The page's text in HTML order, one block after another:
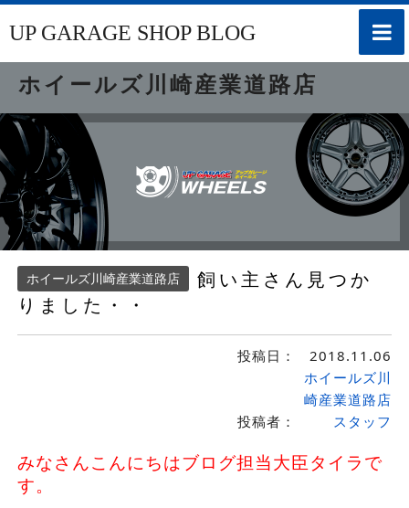
toggle
UP GARAGE SHOP BLOG
ホイールズ川崎産業道路店
ホイールズ川崎産業道路店
飼い主さん見つか
りました・・
投稿日： 2018.11.06
投稿者：
ホイールズ川
崎産業道路店
スタッフ
みなさんこんにちはブログ担当大臣タイラで
す。